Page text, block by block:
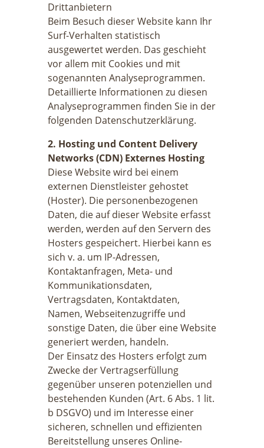
Drittanbietern
Beim Besuch dieser Website kann Ihr
Surf-Verhalten statistisch
ausgewertet werden. Das geschieht
vor allem mit Cookies und mit
sogenannten Analyseprogrammen.
Detaillierte Informationen zu diesen
Analyseprogrammen finden Sie in der
folgenden Datenschutzerklärung.
2. Hosting und Content Delivery
Networks (CDN) Externes Hosting
Diese Website wird bei einem
externen Dienstleister gehostet
(Hoster). Die personenbezogenen
Daten, die auf dieser Website erfasst
werden, werden auf den Servern des
Hosters gespeichert. Hierbei kann es
sich v. a. um IP-Adressen,
Kontaktanfragen, Meta- und
Kommunikationsdaten,
Vertragsdaten, Kontaktdaten,
Namen, Webseitenzugriffe und
sonstige Daten, die über eine Website
generiert werden, handeln.
Der Einsatz des Hosters erfolgt zum
Zwecke der Vertragserfüllung
gegenüber unseren potenziellen und
bestehenden Kunden (Art. 6 Abs. 1 lit.
b DSGVO) und im Interesse einer
sicheren, schnellen und effizienten
Bereitstellung unseres Online-